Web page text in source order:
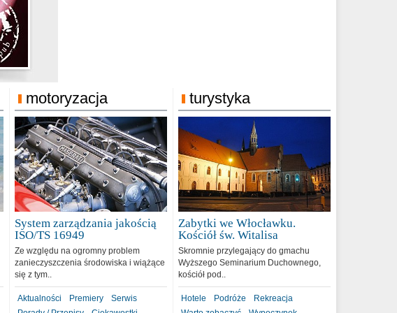
motoryzacja
System zarządzania jakością
ISO/TS 16949
Ze względu na ogromny problem
zanieczyszczenia środowiska i wiążące
się z tym..
Aktualności Premiery
Serwis
turystyka
Zabytki we Włocławku.
Kościół św. Witalisa
Skromnie przylegający do gmachu
Wyższego Seminarium Duchownego,
kościół pod..
Hotele Podróże
Rekreacja